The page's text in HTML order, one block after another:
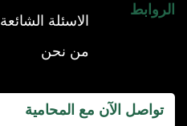
الروابط
الاسئلة الشائعة
من نحن
تواصل الآن مع المحامية